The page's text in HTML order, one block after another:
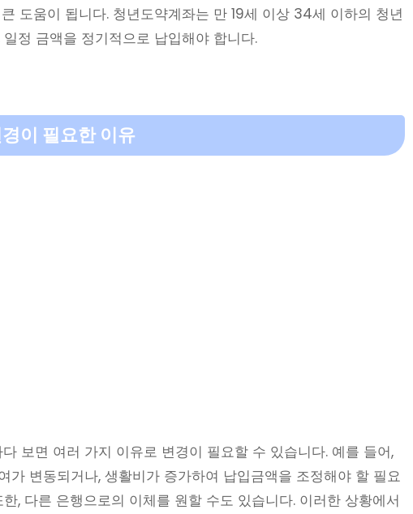
도움이 됩니다. 청년도약계좌는 만 19세 이상 34세 이하의 청년
정 금액을 정기적으로 납입해야 합니다.
이 필요한 이유
보면 여러 가지 이유로 변경이 필요할 수 있습니다. 예를 들어,
가 변동되거나, 생활비가 증가하여 납입금액을 조정해야 할 필요
, 다른 은행으로의 이체를 원할 수도 있습니다. 이러한 상황에서